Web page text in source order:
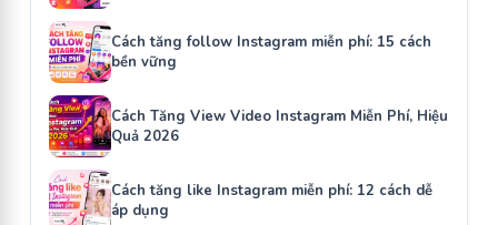
Cách tăng follow Instagram miễn phí: 15 cách
bền vững
Cách Tăng View Video Instagram Miễn Phí, Hiệu
Quả 2026
Cách tăng like Instagram miễn phí: 12 cách dễ
áp dụng